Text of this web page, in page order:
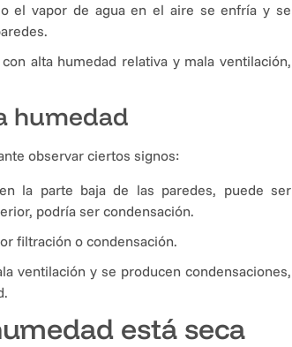
el vapor de agua en el aire se enfría y se
alta humedad relativa y mala ventilación,
humedad
observar ciertos signos:
la parte baja de las paredes, puede ser
podría ser condensación.
filtración o condensación.
ventilación y se producen condensaciones,
está seca